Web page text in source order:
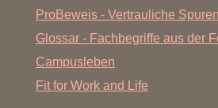
ProBeweis - Vertrauliche
Glossar - Fachbegriffe aus der
Campusleben
Fit for Work and Life